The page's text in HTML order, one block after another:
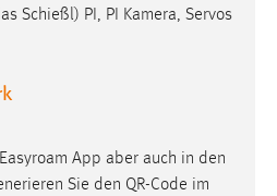
Schießl) PI, PI Kamera, Servos
Easyroam App aber auch in den
Sie den QR-Code im